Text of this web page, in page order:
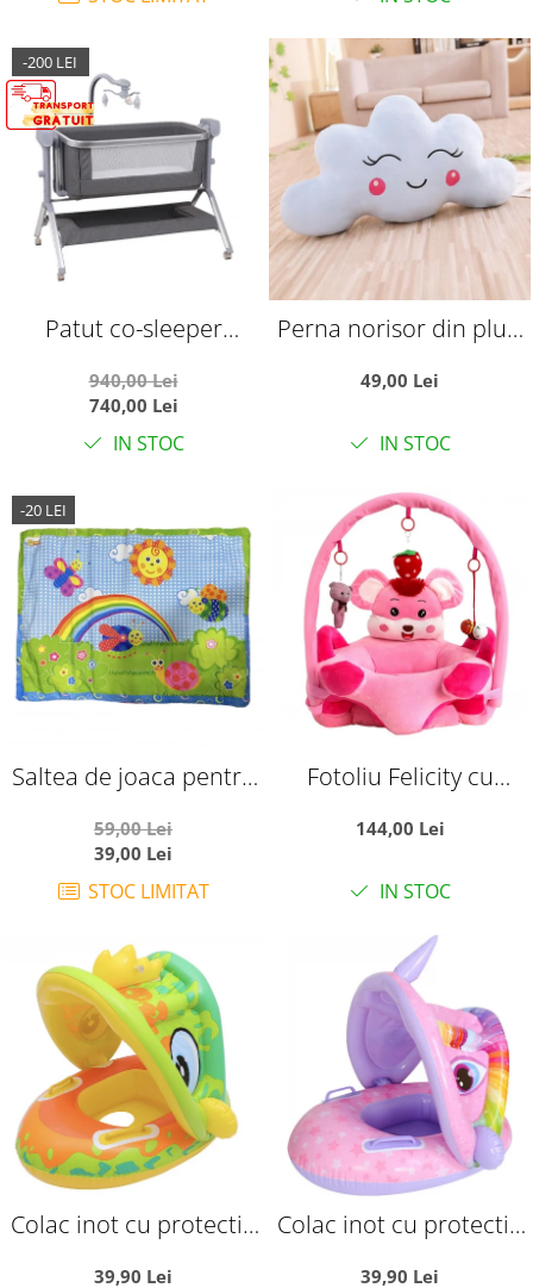
-200 LEI
Patut co-sleeper
leagan electric, saltea
inclusa, cu telecomanda
si carusel muzical, A6 gri
940,00 Lei
740,00 Lei
IN STOC
Perna norisor din plus,
49,00 Lei
IN STOC
-20 LEI
Saltea de joaca pentru
insecte vesele, 92 x 60
cm
59,00 Lei
39,00 Lei
STOC LIMITAT
Fotoliu Felicity cu
laterale - Soricel Roz
144,00 Lei
IN STOC
Colac inot cu protectie
39,90 Lei
Colac inot cu protectie
39,90 Lei